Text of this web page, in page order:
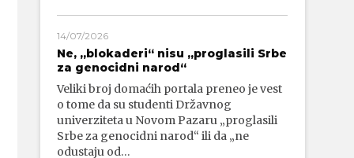
14/07/2026
Ne, „blokaderi“ nisu „proglasili Srbe
za genocidni narod“
Veliki broj domaćih portala preneo je vest
o tome da su studenti Državnog
univerziteta u Novom Pazaru „proglasili
Srbe za genocidni narod“ ili da „ne
odustaju od…